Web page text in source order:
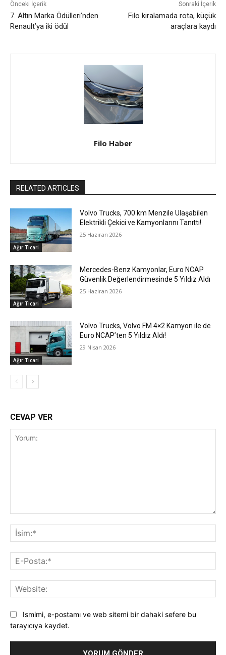
Önceki İçerik
7. Altın Marka Ödülleri’nden
Renault’ya iki ödül
Sonraki İçerik
Filo kiralamada rota, küçük
araçlara kaydı
Filo Haber
RELATED ARTICLES
Ağır Ticari
Volvo Trucks, 700 km Menzile Ulaşabilen
Elektrikli Çekici ve Kamyonlarını Tanıttı!
25 Haziran 2026
Ağır Ticari
Mercedes-Benz Kamyonlar, Euro NCAP
Güvenlik Değerlendirmesinde 5 Yıldız Aldı
25 Haziran 2026
Ağır Ticari
Volvo Trucks, Volvo FM 4×2 Kamyon ile de
Euro NCAP’ten 5 Yıldız Aldı!
29 Nisan 2026
CEVAP VER
Ismimi, e-postamı ve web sitemi bir dahaki sefere bu
tarayıcıya kaydet.